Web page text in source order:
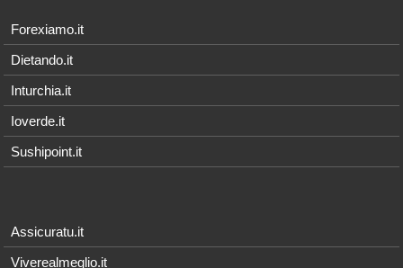
Forexiamo.it
Dietando.it
Inturchia.it
Ioverde.it
Sushipoint.it
Assicuratu.it
Viverealmeglio.it